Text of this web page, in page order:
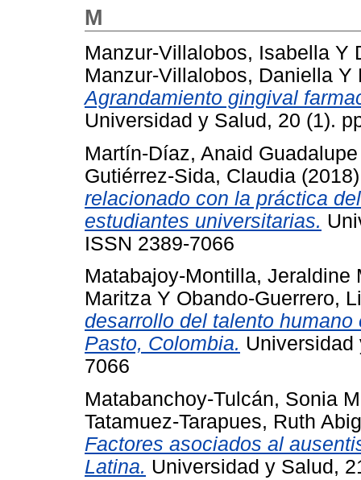
M
Manzur-Villalobos, Isabella Y
Manzur-Villalobos, Daniella Y
Agrandamiento gingival
Universidad y Salud, 20 (1).
Martín-Díaz, Anaid Guadalupe
Gutiérrez-Sida, Claudia
relacionado con la práctica
estudiantes universitarias.
ISSN 2389-7066
Matabajoy-Montilla, Jeraldine
Maritza Y Obando-Guerrero,
desarrollo del talento
Pasto, Colombia. Universidad
7066
Matabanchoy-Tulcán, Sonia
Tatamuez-Tarapues, Ruth
Factores asociados al
Latina. Universidad y Salud,